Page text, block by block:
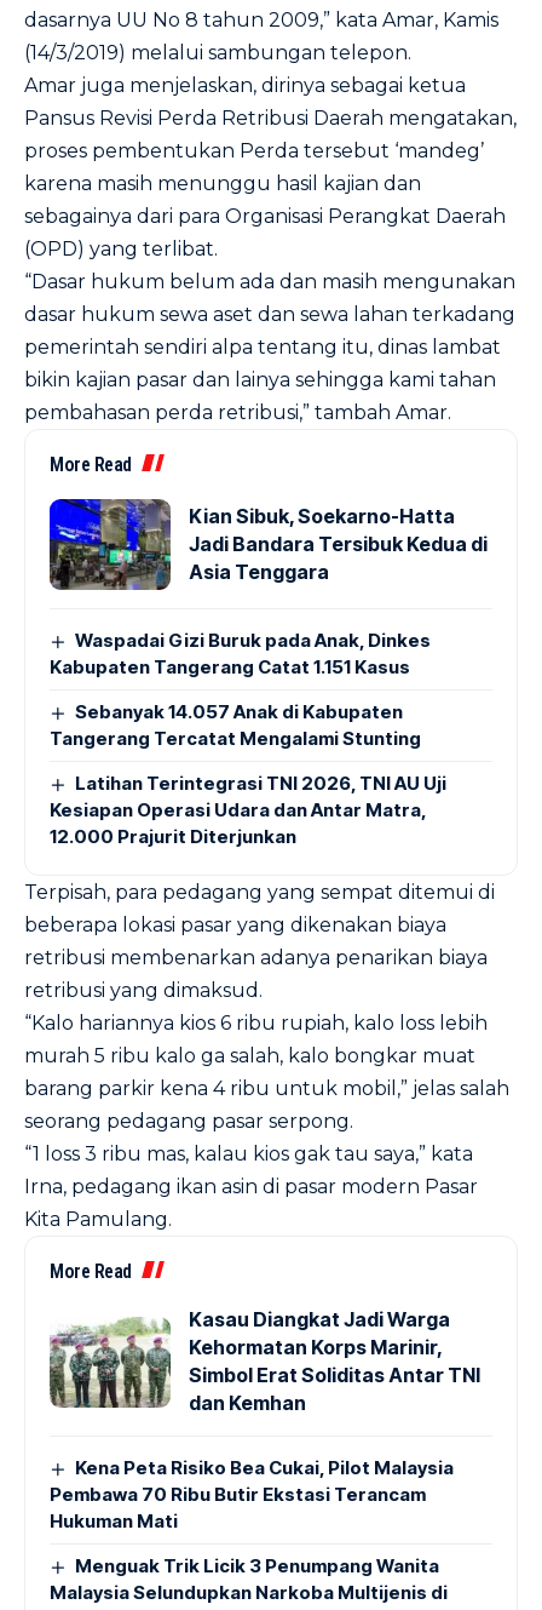
dasarnya UU No 8 tahun 2009,” kata Amar, Kamis
(14/3/2019) melalui sambungan telepon.
Amar juga menjelaskan, dirinya sebagai ketua
Pansus Revisi Perda Retribusi Daerah mengatakan,
proses pembentukan Perda tersebut ‘mandeg’
karena masih menunggu hasil kajian dan
sebagainya dari para Organisasi Perangkat Daerah
(OPD) yang terlibat.
“Dasar hukum belum ada dan masih mengunakan
dasar hukum sewa aset dan sewa lahan terkadang
pemerintah sendiri alpa tentang itu, dinas lambat
bikin kajian pasar dan lainya sehingga kami tahan
pembahasan perda retribusi,” tambah Amar.
More Read
Kian Sibuk, Soekarno-Hatta
Jadi Bandara Tersibuk Kedua di
Asia Tenggara
Waspadai Gizi Buruk pada Anak, Dinkes
Kabupaten Tangerang Catat 1.151 Kasus
Sebanyak 14.057 Anak di Kabupaten
Tangerang Tercatat Mengalami Stunting
Latihan Terintegrasi TNI 2026, TNI AU Uji
Kesiapan Operasi Udara dan Antar Matra,
12.000 Prajurit Diterjunkan
Terpisah, para pedagang yang sempat ditemui di
beberapa lokasi pasar yang dikenakan biaya
retribusi membenarkan adanya penarikan biaya
retribusi yang dimaksud.
“Kalo hariannya kios 6 ribu rupiah, kalo loss lebih
murah 5 ribu kalo ga salah, kalo bongkar muat
barang parkir kena 4 ribu untuk mobil,” jelas salah
seorang pedagang pasar serpong.
“1 loss 3 ribu mas, kalau kios gak tau saya,” kata
Irna, pedagang ikan asin di pasar modern Pasar
Kita Pamulang.
More Read
Kasau Diangkat Jadi Warga
Kehormatan Korps Marinir,
Simbol Erat Soliditas Antar TNI
dan Kemhan
Kena Peta Risiko Bea Cukai, Pilot Malaysia
Pembawa 70 Ribu Butir Ekstasi Terancam
Hukuman Mati
Menguak Trik Licik 3 Penumpang Wanita
Malaysia Selundupkan Narkoba Multijenis di